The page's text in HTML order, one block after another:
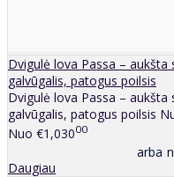
Dvigulė lova Passa –
galvūgalis, patogus poilsis
Dvigulė lova Passa –
galvūgalis, patogus poilsis
Nuo €1,03000
arba
Daugiau